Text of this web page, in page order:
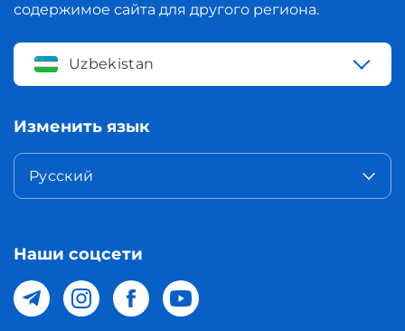
содержимое сайта для другого региона.
Uzbekistan
Изменить язык
Русский
Наши соцсети